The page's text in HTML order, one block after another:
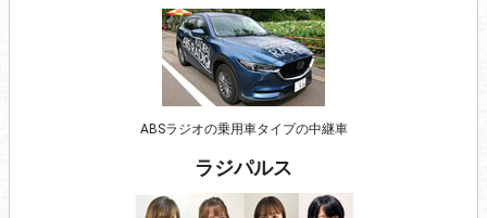
ABSラジオの乗用車タイプの中継車
ラジパルス